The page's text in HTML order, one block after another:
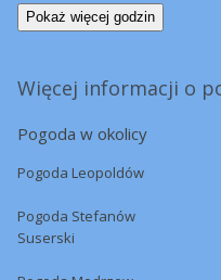
Pokaż więcej godzin
Więcej informacji o
Pogoda w okolicy
Pogoda Leopoldów
Pogoda Stefanów
Suserski